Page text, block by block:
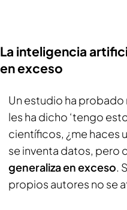
La inteligencia
en exceso
Un estudio ha
les ha dicho ‘tengo
científicos, ¿me haces
se inventa datos, pero
generaliza en exceso.
propios autores no se